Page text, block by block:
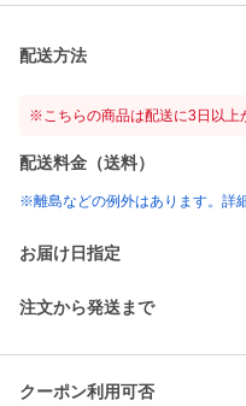
配送方法
※こちらの商品は配送に3日以上
配送料金（送料）
※離島などの例外はあります。詳
お届け日指定
注文から発送まで
クーポン利用可否